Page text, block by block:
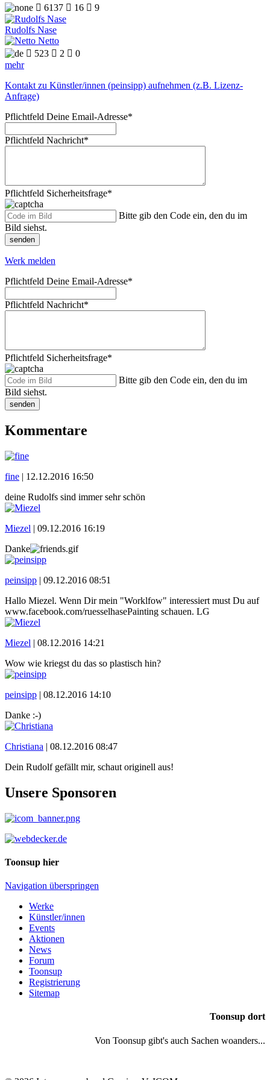
 6137  16  9
Rudolfs Nase
Netto
 523  2  0
mehr
Kontakt zu Künstler/innen (peinsipp) aufnehmen (z.B. Lizenz-
Anfrage)
Pflichtfeld Deine Email-Adresse*
Pflichtfeld Nachricht*
Pflichtfeld Sicherheitsfrage*
Bitte gib den Code ein, den du im
Bild siehst.
senden
Werk melden
Pflichtfeld Deine Email-Adresse*
Pflichtfeld Nachricht*
Pflichtfeld Sicherheitsfrage*
Bitte gib den Code ein, den du im
Bild siehst.
senden
Kommentare
fine | 12.12.2016 16:50
deine Rudolfs sind immer sehr schön
Miezel | 09.12.2016 16:19
Danke
peinsipp | 09.12.2016 08:51
Hallo Miezel. Wenn Dir mein "Worklfow" interessiert must Du auf
www.facebook.com/ruesselhasePainting schauen. LG
Miezel | 08.12.2016 14:21
Wow wie kriegst du das so plastisch hin?
peinsipp | 08.12.2016 14:10
Danke :-)
Christiana | 08.12.2016 08:47
Dein Rudolf gefällt mir, schaut originell aus!
Unsere Sponsoren
Toonsup hier
Navigation überspringen
Werke
Künstler/innen
Events
Aktionen
News
Forum
Toonsup
Registrierung
Sitemap
Toonsup dort
Von Toonsup gibt's auch Sachen woanders...